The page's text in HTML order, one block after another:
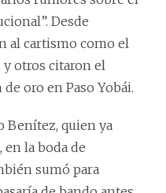
Desde
al cartismo como el
otros citaron el
oro en Paso Yobái.
Benítez, quien ya
en la boda de
sumó para